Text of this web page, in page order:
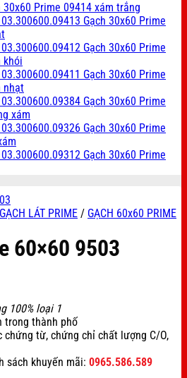
30x60 Prime 09414 xám trắng
Gạch 30x60 Prime
Gạch 30x60 Prime
khói
Gạch 30x60 Prime
nhạt
Gạch 30x60 Prime
xám
Gạch 30x60 Prime
Gạch 30x60 Prime
GẠCH LÁT PRIME / GẠCH 60x60 PRIME
60×60 9503
100% loại 1
trong thành phố
chứng từ, chứng chỉ chất lượng C/O,
sách khuyến mãi: 0965.586.589